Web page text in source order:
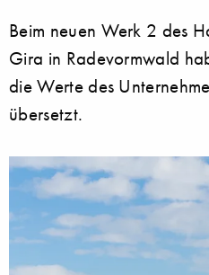
Beim neuen Werk 2 des
Gira in Radevormwald
die Werte des
übersetzt.